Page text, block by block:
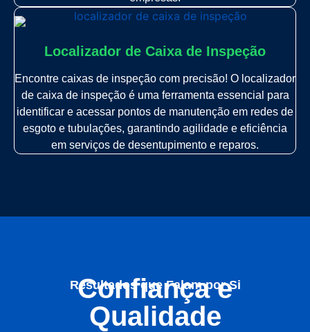
Localizador de Caixa de Inspeção
Encontre caixas de inspeção com precisão! O localizador
de caixa de inspeção é uma ferramenta essencial para
identificar e acessar pontos de manutenção em redes de
esgoto e tubulações, garantindo agilidade e eficiência
em serviços de desentupimento e reparos.
Resultados que Falam por Si
Confiança e
Qualidade